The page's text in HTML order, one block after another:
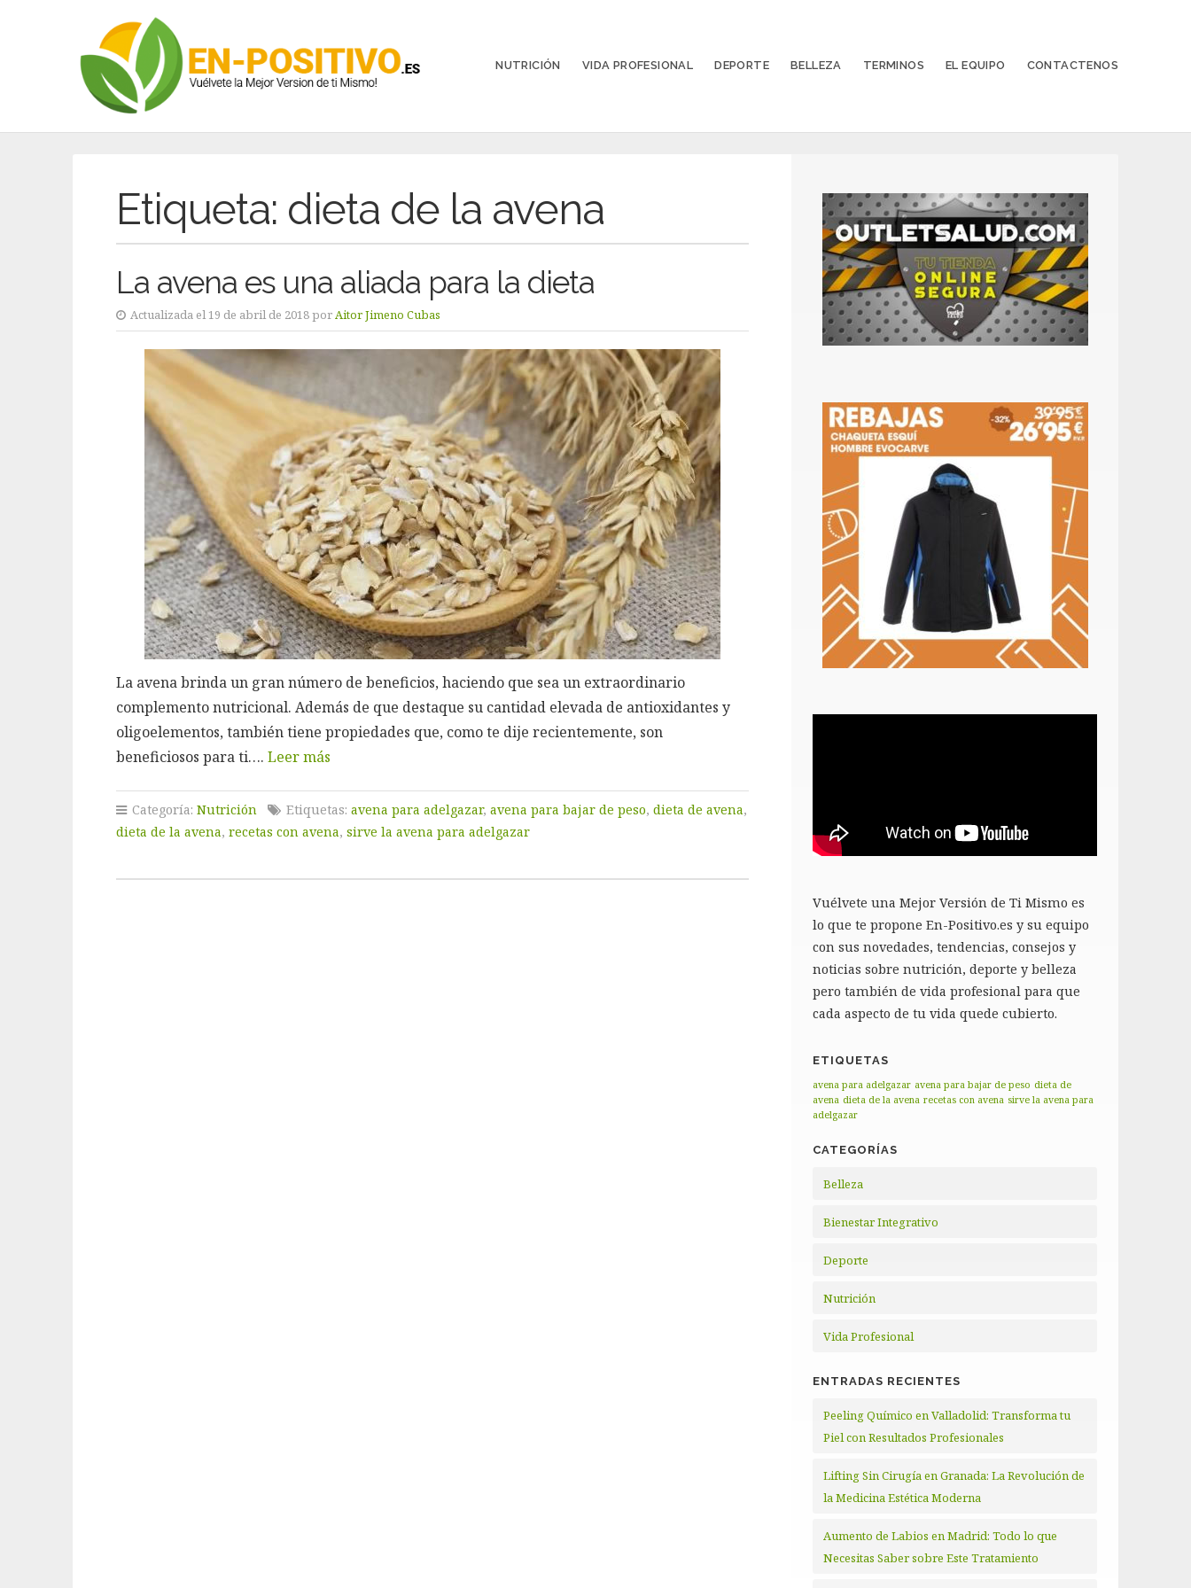
NUTRICIÓN VIDA PROFESIONAL DEPORTE BELLEZA TERMINOS EL EQUIPO CONTACTENOS
Etiqueta: dieta de la avena
La avena es una aliada para la dieta
Actualizada el 19 de abril de 2018 porAitor Jimeno Cubas
La avena brinda un gran número de beneficios, haciendo que sea un extraordinario
complemento nutricional. Además de que destaque su cantidad elevada de antioxidantes y
oligoelementos, también tiene propiedades que, como te dije recientemente, son
beneficiosos para ti…. Leer más
Categoría: Nutrición Etiquetas: avena para adelgazar, avena para bajar de peso, dieta de avena,
dieta de la avena, recetas con avena, sirve la avena para adelgazar
Vuélvete una Mejor Versión de Ti Mismo es
lo que te propone En-Positivo.es y su equipo
con sus novedades, tendencias, consejos y
noticias sobre nutrición, deporte y belleza
pero también de vida profesional para que
cada aspecto de tu vida quede cubierto.
ETIQUETAS
avena para adelgazar avena para bajar de peso dieta de
avena dieta de la avena recetas con avena sirve la avena para
adelgazar
CATEGORÍAS
Belleza
Bienestar Integrativo
Deporte
Nutrición
Vida Profesional
ENTRADAS RECIENTES
Peeling Químico en Valladolid: Transforma tu
Piel con Resultados Profesionales
Lifting Sin Cirugía en Granada: La Revolución de
la Medicina Estética Moderna
Aumento de Labios en Madrid: Todo lo que
Necesitas Saber sobre Este Tratamiento